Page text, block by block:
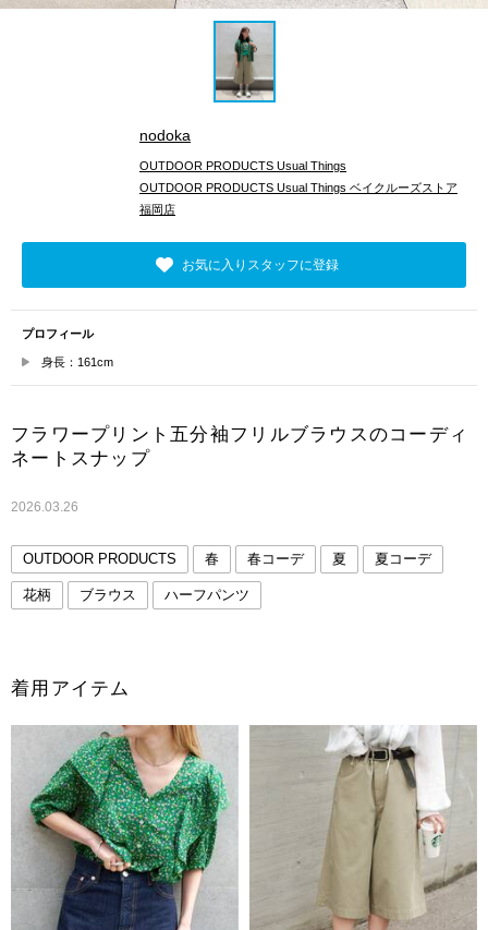
nodoka
OUTDOOR PRODUCTS Usual Things
OUTDOOR PRODUCTS Usual Things ベイクルーズストア
福岡店
お気に入りスタッフに登録
プロフィール
身長：161cm
フラワープリント五分袖フリルブラウスのコーディ
ネートスナップ
2026.03.26
OUTDOOR PRODUCTS 春 春コーデ 夏 夏コーデ
花柄 ブラウス ハーフパンツ
着用アイテム